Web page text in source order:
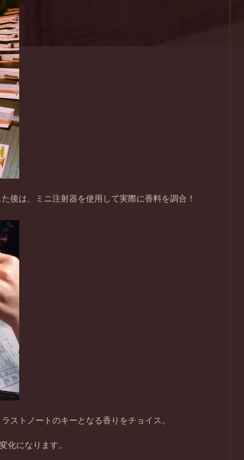
後は、ミニ注射器を使用して実際に香料を調合！
ストノートのキーとなる香りをチョイス。
化になります。